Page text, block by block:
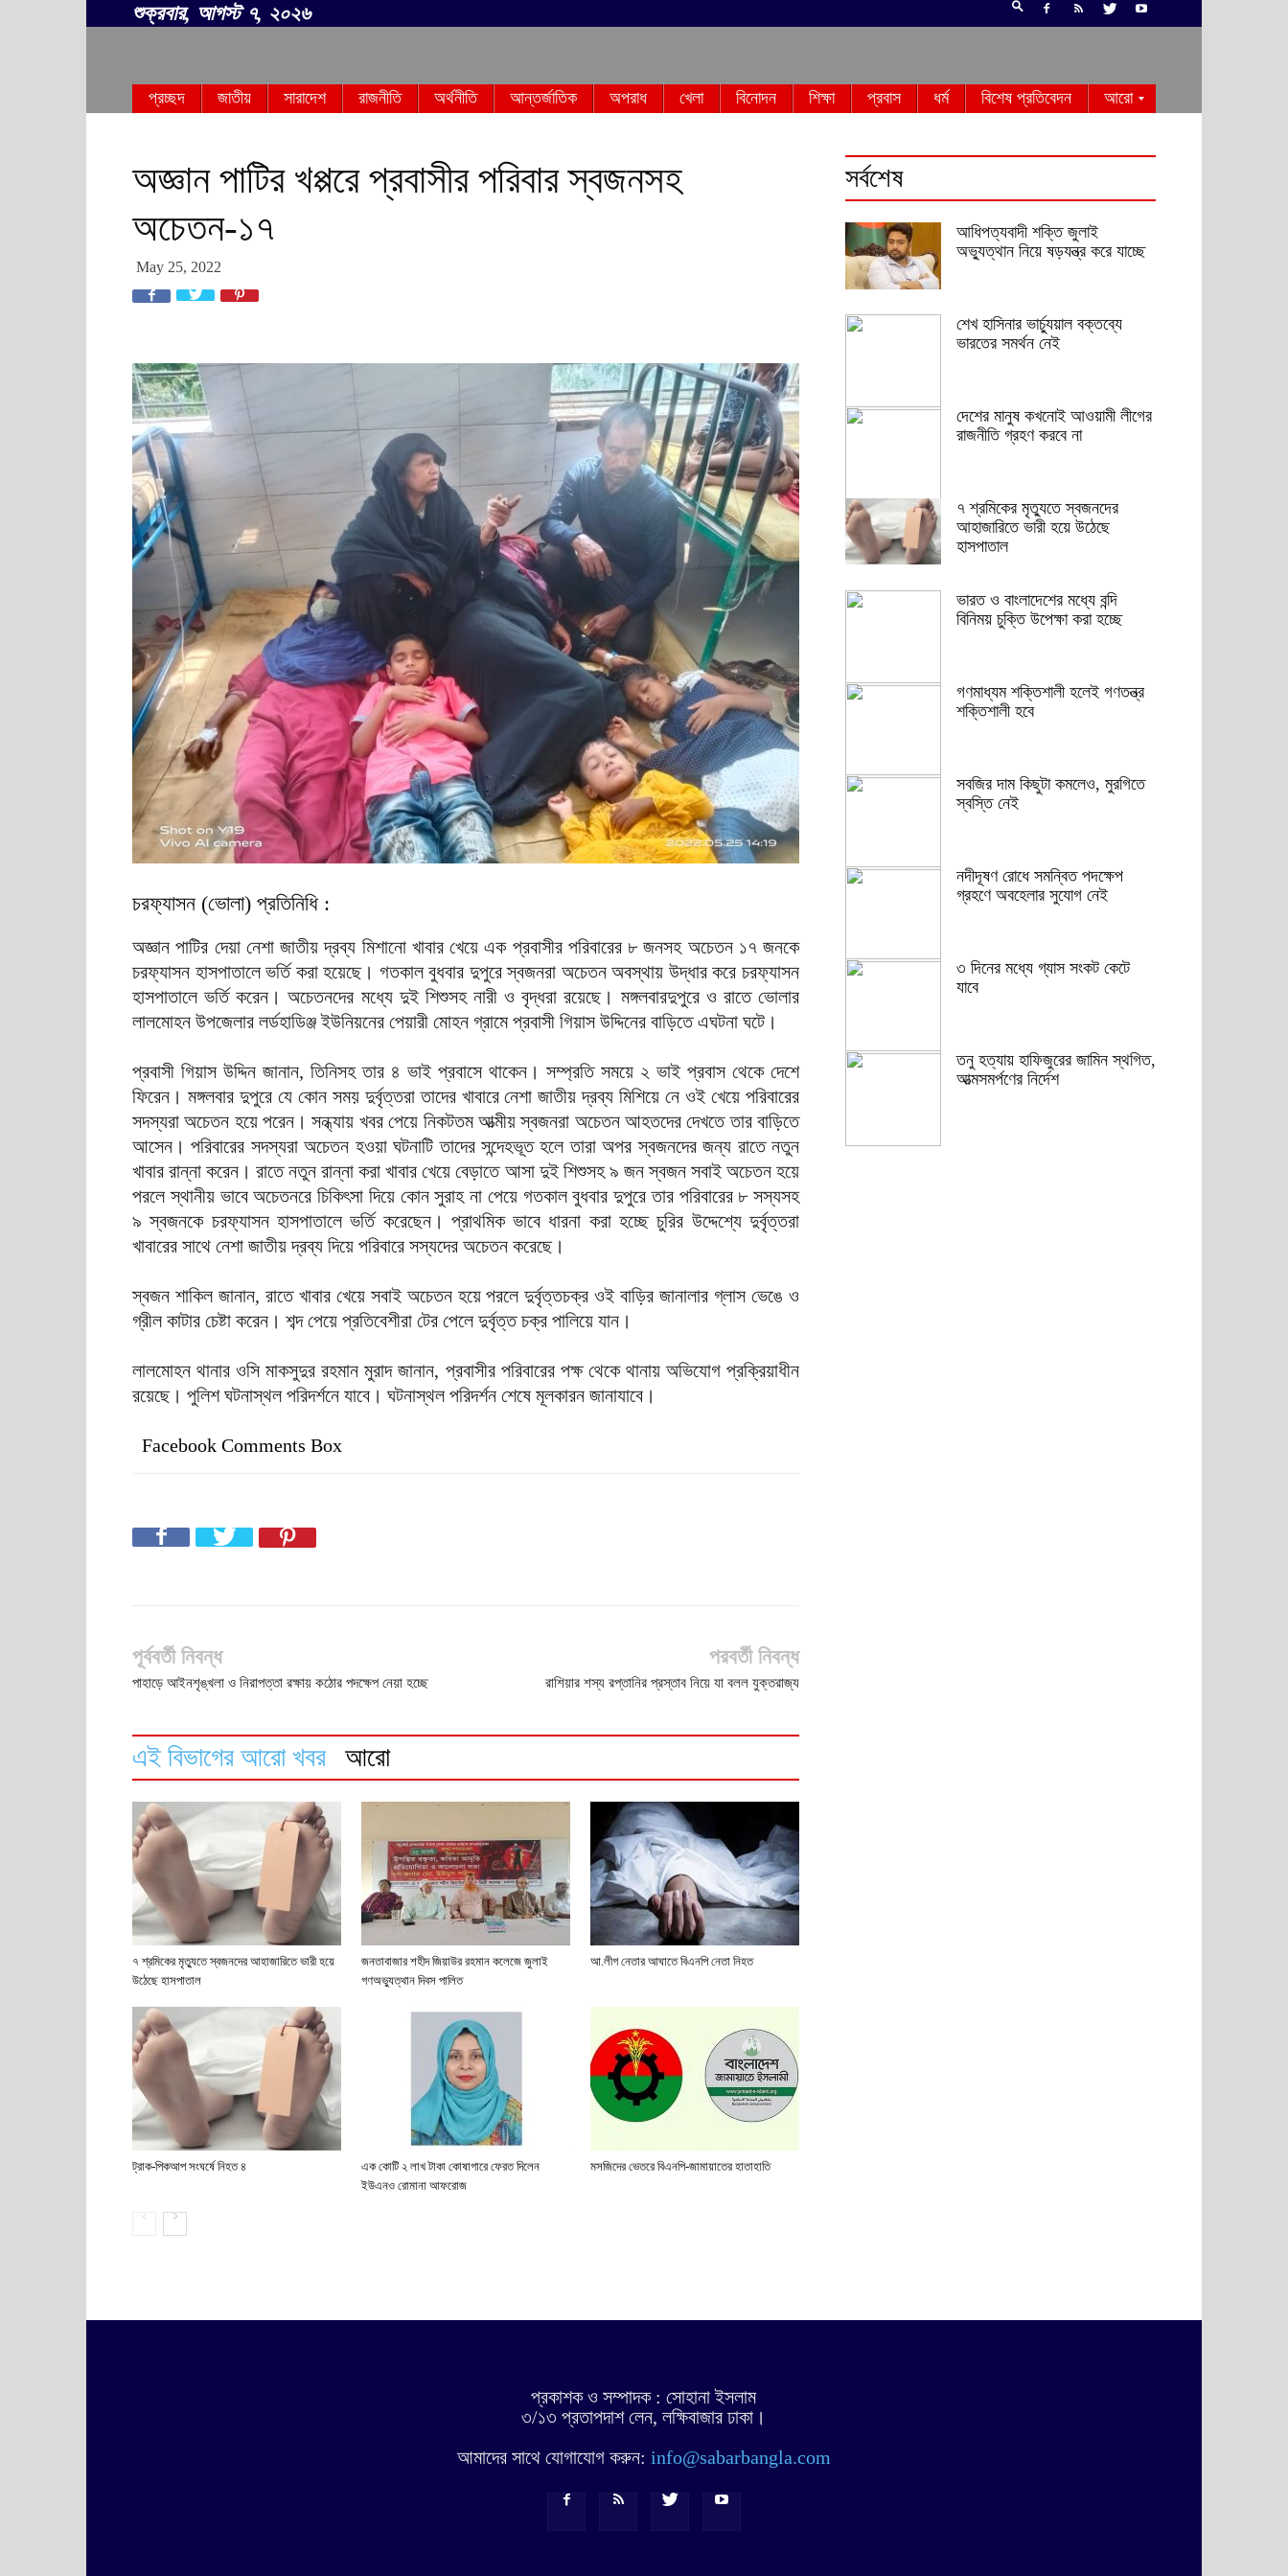
শুক্রবার, আগস্ট ৭, ২০২৬
বাংলা
প্রচ্ছদ জাতীয় সারাদেশ রাজনীতি অর্থনীতি আন্তর্জাতিক অপরাধ খেলা বিনোদন শিক্ষা প্রবাস ধর্ম বিশেষ প্রতিবেদন আরো
অজ্ঞান পাটির খপ্পরে প্রবাসীর পরিবার স্বজনসহ
অচেতন-১৭
May 25, 2022
চরফ্যাসন (ভোলা) প্রতিনিধি :
অজ্ঞান পাটির দেয়া নেশা জাতীয় দ্রব্য মিশানো খাবার খেয়ে এক প্রবাসীর পরিবারের ৮ জনসহ অচেতন ১৭ জনকে
চরফ্যাসন হাসপাতালে ভর্তি করা হয়েছে। গতকাল বুধবার দুপুরে স্বজনরা অচেতন অবস্থায় উদ্ধার করে চরফ্যাসন
হাসপাতালে ভর্তি করেন। অচেতনদের মধ্যে দুই শিশুসহ নারী ও বৃদ্ধরা রয়েছে। মঙ্গলবারদুপুরে ও রাতে ভোলার
লালমোহন উপজেলার লর্ডহাডিঞ্জ ইউনিয়নের পেয়ারী মোহন গ্রামে প্রবাসী গিয়াস উদ্দিনের বাড়িতে এঘটনা ঘটে।
প্রবাসী গিয়াস উদ্দিন জানান, তিনিসহ তার ৪ ভাই প্রবাসে থাকেন। সম্প্রতি সময়ে ২ ভাই প্রবাস থেকে দেশে
ফিরেন। মঙ্গলবার দুপুরে যে কোন সময় দুর্বৃত্তরা তাদের খাবারে নেশা জাতীয় দ্রব্য মিশিয়ে নে ওই খেয়ে পরিবারের
সদস্যরা অচেতন হয়ে পরেন। সন্ধ্যায় খবর পেয়ে নিকটতম আত্মীয় স্বজনরা অচেতন আহতদের দেখতে তার বাড়িতে
আসেন। পরিবারের সদস্যরা অচেতন হওয়া ঘটনাটি তাদের সন্দেহভূত হলে তারা অপর স্বজনদের জন্য রাতে নতুন
খাবার রান্না করেন। রাতে নতুন রান্না করা খাবার খেয়ে বেড়াতে আসা দুই শিশুসহ ৯ জন স্বজন সবাই অচেতন হয়ে
পরলে স্থানীয় ভাবে অচেতনরে চিকিৎসা দিয়ে কোন সুরাহ না পেয়ে গতকাল বুধবার দুপুরে তার পরিবারের ৮ সস্যসহ
৯ স্বজনকে চরফ্যাসন হাসপাতালে ভর্তি করেছেন। প্রাথমিক ভাবে ধারনা করা হচ্ছে চুরির উদ্দেশ্যে দুর্বৃত্তরা
খাবারের সাথে নেশা জাতীয় দ্রব্য দিয়ে পরিবারে সস্যদের অচেতন করেছে।
স্বজন শাকিল জানান, রাতে খাবার খেয়ে সবাই অচেতন হয়ে পরলে দুর্বৃত্তচক্র ওই বাড়ির জানালার গ্লাস ভেঙে ও
গ্রীল কাটার চেষ্টা করেন। শব্দ পেয়ে প্রতিবেশীরা টের পেলে দুর্বৃত্ত চক্র পালিয়ে যান।
লালমোহন থানার ওসি মাকসুদুর রহমান মুরাদ জানান, প্রবাসীর পরিবারের পক্ষ থেকে থানায় অভিযোগ প্রক্রিয়াধীন
রয়েছে। পুলিশ ঘটনাস্থল পরিদর্শনে যাবে। ঘটনাস্থল পরিদর্শন শেষে মূলকারন জানাযাবে।
Facebook Comments Box
পূর্ববর্তী নিবন্ধ
পাহাড়ে আইনশৃঙ্খলা ও নিরাপত্তা রক্ষায় কঠোর পদক্ষেপ নেয়া হচ্ছে
পরবর্তী নিবন্ধ
রাশিয়ার শস্য রপ্তানির প্রস্তাব নিয়ে যা বলল যুক্তরাজ্য
এই বিভাগের আরো খবর আরো
৭ শ্রমিকের মৃত্যুতে স্বজনদের আহাজারিতে ভারী হয়ে
উঠেছে হাসপাতাল
জনতাবাজার শহীদ জিয়াউর রহমান কলেজে জুলাই
গণঅভ্যুত্থান দিবস পালিত
আ.লীগ নেতার আঘাতে বিএনপি নেতা নিহত
ট্রাক-পিকআপ সংঘর্ষে নিহত ৪
এক কোটি ২ লাখ টাকা কোষাগারে ফেরত দিলেন
ইউএনও রোমানা আফরোজ
মসজিদের ভেতরে বিএনপি-জামায়াতের হাতাহাতি
সর্বশেষ
আধিপত্যবাদী শক্তি জুলাই
অভ্যুত্থান নিয়ে ষড়যন্ত্র করে যাচ্ছে
শেখ হাসিনার ভার্চ্যুয়াল বক্তব্যে
ভারতের সমর্থন নেই
দেশের মানুষ কখনোই আওয়ামী লীগের
রাজনীতি গ্রহণ করবে না
৭ শ্রমিকের মৃত্যুতে স্বজনদের
আহাজারিতে ভারী হয়ে উঠেছে
হাসপাতাল
ভারত ও বাংলাদেশের মধ্যে বন্দি
বিনিময় চুক্তি উপেক্ষা করা হচ্ছে
গণমাধ্যম শক্তিশালী হলেই গণতন্ত্র
শক্তিশালী হবে
সবজির দাম কিছুটা কমলেও, মুরগিতে
স্বস্তি নেই
নদীদূষণ রোধে সমন্বিত পদক্ষেপ
গ্রহণে অবহেলার সুযোগ নেই
৩ দিনের মধ্যে গ্যাস সংকট কেটে
যাবে
তনু হত্যায় হাফিজুরের জামিন স্থগিত,
আত্মসমর্পণের নির্দেশ
প্রকাশক ও সম্পাদক : সোহানা ইসলাম
৩/১৩ প্রতাপদাশ লেন, লক্ষিবাজার ঢাকা।
আমাদের সাথে যোগাযোগ করুন: info@sabarbangla.com